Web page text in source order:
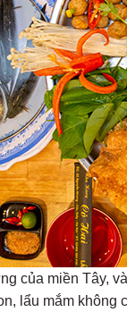
của miền Tây,
lẩu mắm không